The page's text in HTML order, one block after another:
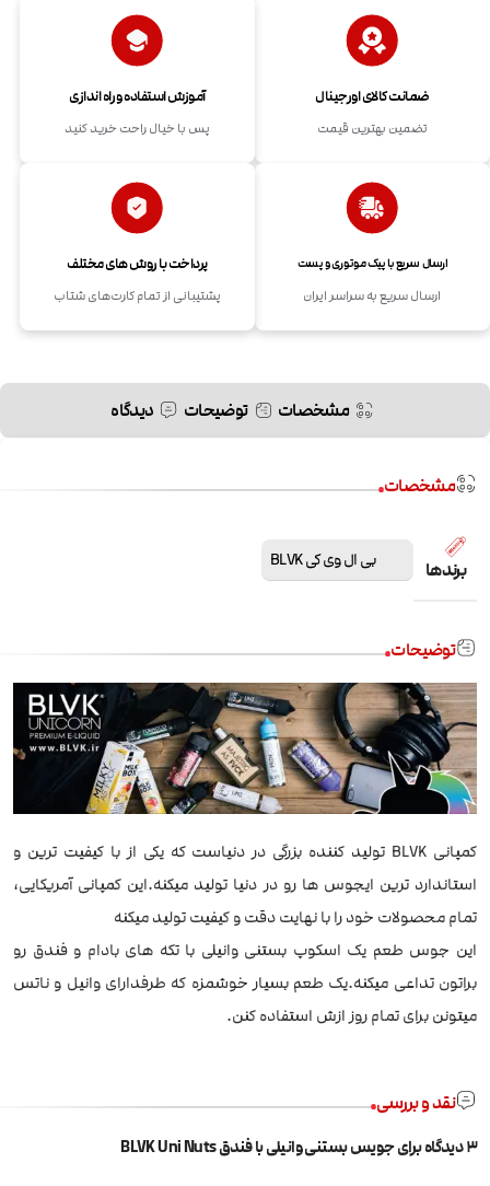
ضمانت کالای اورجینال
تضمین بهترین قیمت
آموزش استفاده و راه اندازی
پس با خیال راحت خرید کنید
ارسال سریع با پیک موتوری و پست
ارسال سریع به سراسر ایران
پرداخت با روش های مختلف
پشتیبانی از تمام کارت‌های شتاب
مشخصات توضیحات دیدگاه
مشخصات
برندها بی ال وی کی BLVK
توضیحات
کمپانی BLVK تولید کننده بزرگی در دنیاست که یکی از با کیفیت ترین و
استاندارد ترین ایجوس ها رو در دنیا تولید میکنه.این کمپانی آمریکایی،
تمام محصولات خود را با نهایت دقت و کیفیت تولید میکنه
این جوس طعم یک اسکوپ بستنی وانیلی با تکه های بادام و فندق رو
براتون تداعی میکنه.یک طعم بسیار خوشمزه که طرفدارای وانیل و ناتس
میتونن برای تمام روز ازش استفاده کنن.
نقد و بررسی
3 دیدگاه برای جویس بستنی وانیلی با فندق BLVK Uni Nuts